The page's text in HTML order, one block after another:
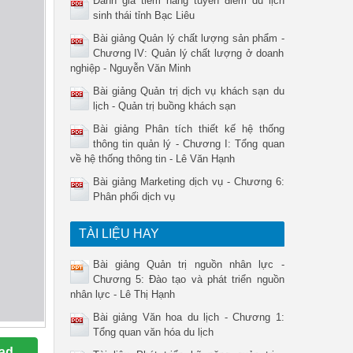
sinh thái tỉnh Bạc Liêu
Bài giảng Quản lý chất lượng sản phẩm -
Chương IV: Quản lý chất lượng ở doanh
nghiệp - Nguyễn Văn Minh
Bài giảng Quản trị dịch vụ khách sạn du
lịch - Quản trị buồng khách sạn
Bài giảng Phân tích thiết kế hệ thống
thông tin quản lý - Chương I: Tổng quan
về hệ thống thông tin - Lê Văn Hạnh
Bài giảng Marketing dịch vụ - Chương 6:
Phân phối dịch vụ
TÀI LIỆU HAY
Bài giảng Quản trị nguồn nhân lực -
Chương 5: Đào tạo và phát triển nguồn
nhân lực - Lê Thị Hạnh
Bài giảng Văn hoa du lịch - Chương 1:
Tổng quan văn hóa du lịch